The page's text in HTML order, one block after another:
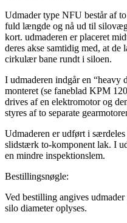
Udmader type NFU består af
fuld længde og nå ud til
kort. udmaderen er placeret
deres akse samtidig med, at
cirkulær bane rundt i siloen.
I udmaderen indgår en “heavy
monteret (se faneblad KPM
drives af en elektromotor og
styres af to separate
Udmaderen er udført i
slidstærk to-komponent lak. I
en mindre inspektionslem.
Bestillingsnøgle:
Ved bestilling angives
silo diameter oplyses.